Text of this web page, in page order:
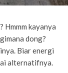
Hmmm kayanya
dong?
Biar energi
alternatifnya.